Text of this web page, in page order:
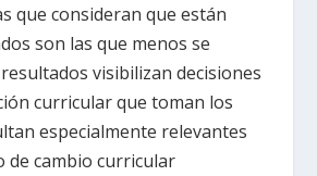
que consideran que están
son las que menos se
visibilizan decisiones
curricular que toman los
especialmente relevantes
de cambio curricular